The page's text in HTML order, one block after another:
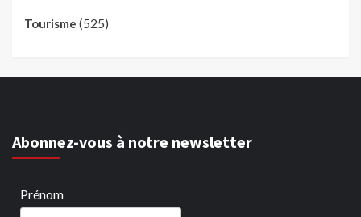
Tourisme (525)
Abonnez-vous à notre newsletter
Prénom